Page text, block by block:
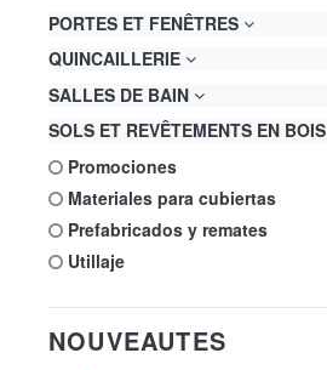
PORTES ET FENÊTRES
QUINCAILLERIE
SALLES DE BAIN
SOLS ET REVÊTEMENTS EN BOIS
promociones
materiales para cubiertas
prefabricados y remates
utillaje
NOUVEAUTES